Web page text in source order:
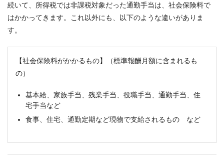
続いて、所得税では非課税対象だった通勤手当は、社会保険料で
はかかってきます。これ以外にも、以下のような違いがありま
す。
【社会保険料がかかるもの】（標準報酬月額に含まれるも
の）
基本給、家族手当、残業手当、役職手当、通勤手当、住
宅手当など
食事、住宅、通勤定期など現物で支給されるもの など